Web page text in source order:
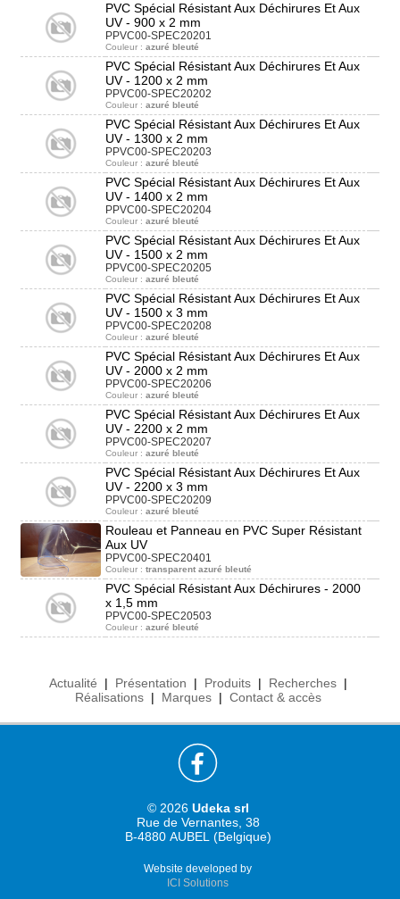
PVC Spécial Résistant Aux Déchirures Et Aux
UV - 900 x 2 mm
PPVC00-SPEC20201
Couleur : azuré bleuté
PVC Spécial Résistant Aux Déchirures Et Aux
UV - 1200 x 2 mm
PPVC00-SPEC20202
Couleur : azuré bleuté
PVC Spécial Résistant Aux Déchirures Et Aux
UV - 1300 x 2 mm
PPVC00-SPEC20203
Couleur : azuré bleuté
PVC Spécial Résistant Aux Déchirures Et Aux
UV - 1400 x 2 mm
PPVC00-SPEC20204
Couleur : azuré bleuté
PVC Spécial Résistant Aux Déchirures Et Aux
UV - 1500 x 2 mm
PPVC00-SPEC20205
Couleur : azuré bleuté
PVC Spécial Résistant Aux Déchirures Et Aux
UV - 1500 x 3 mm
PPVC00-SPEC20208
Couleur : azuré bleuté
PVC Spécial Résistant Aux Déchirures Et Aux
UV - 2000 x 2 mm
PPVC00-SPEC20206
Couleur : azuré bleuté
PVC Spécial Résistant Aux Déchirures Et Aux
UV - 2200 x 2 mm
PPVC00-SPEC20207
Couleur : azuré bleuté
PVC Spécial Résistant Aux Déchirures Et Aux
UV - 2200 x 3 mm
PPVC00-SPEC20209
Couleur : azuré bleuté
Rouleau et Panneau en PVC Super Résistant
Aux UV
PPVC00-SPEC20401
Couleur : transparent azuré bleuté
PVC Spécial Résistant Aux Déchirures - 2000
x 1,5 mm
PPVC00-SPEC20503
Couleur : azuré bleuté
Actualité | Présentation | Produits | Recherches |
Réalisations | Marques | Contact & accès
© 2026 Udeka srl
Rue de Vernantes, 38
B-4880 AUBEL (Belgique)
Website developed by
ICI Solutions